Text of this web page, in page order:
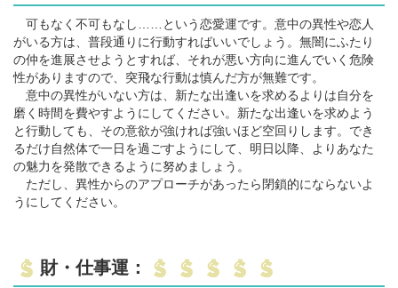
可もなく不可もなし……という恋愛運です。意中の異性や恋人
がいる方は、普段通りに行動すればいいでしょう。無闇にふたり
の仲を進展させようとすれば、それが悪い方向に進んでいく危険
性がありますので、突飛な行動は慎んだ方が無難です。
意中の異性がいない方は、新たな出逢いを求めるよりは自分を
磨く時間を費やすようにしてください。新たな出逢いを求めよう
と行動しても、その意欲が強ければ強いほど空回りします。でき
るだけ自然体で一日を過ごすようにして、明日以降、よりあなた
の魅力を発散できるように努めましょう。
ただし、異性からのアプローチがあったら閉鎖的にならないよ
うにしてください。
財・仕事運：